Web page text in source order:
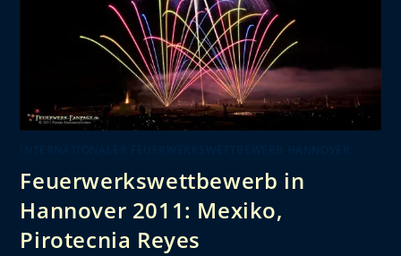
Feuerwerkswettbewerb in
Hannover 2011: Mexiko,
Pirotecnia Reyes